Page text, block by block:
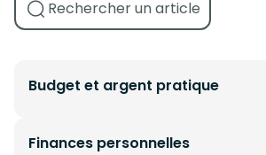
Budget et argent pratique
Finances personnelles